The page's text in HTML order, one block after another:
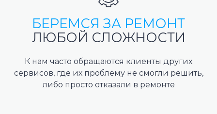
БЕРЕМСЯ ЗА РЕМОНТ
ЛЮБОЙ СЛОЖНОСТИ
К нам часто обращаются клиенты других
сервисов, где их проблему не смогли решить,
либо просто отказали в ремонте